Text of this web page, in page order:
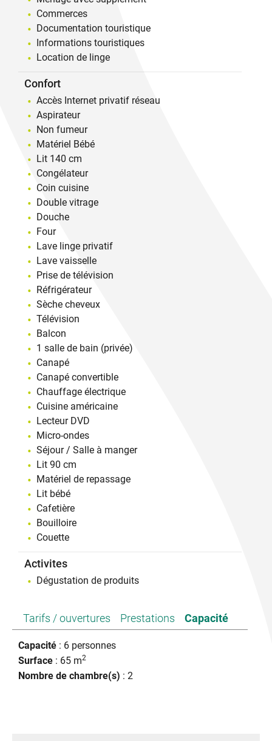
Commerces
Documentation touristique
Informations touristiques
Location de linge
Confort
Accès Internet privatif réseau
Aspirateur
Non fumeur
Matériel Bébé
Lit 140 cm
Congélateur
Coin cuisine
Double vitrage
Douche
Four
Lave linge privatif
Lave vaisselle
Prise de télévision
Réfrigérateur
Sèche cheveux
Télévision
Balcon
1 salle de bain (privée)
Canapé
Canapé convertible
Chauffage électrique
Cuisine américaine
Lecteur DVD
Micro-ondes
Séjour / Salle à manger
Lit 90 cm
Matériel de repassage
Lit bébé
Cafetière
Bouilloire
Couette
Activites
Dégustation de produits
Tarifs / ouvertures Prestations Capacité
Capacité : 6 personnes
Surface : 65 m2
Nombre de chambre(s) : 2